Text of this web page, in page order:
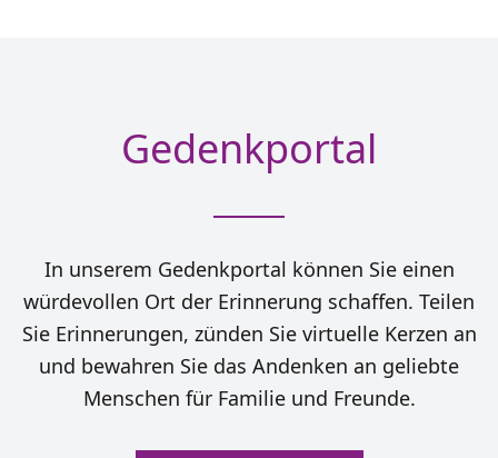
Gedenkportal
In unserem Gedenkportal können Sie einen
würdevollen Ort der Erinnerung schaffen. Teilen
Sie Erinnerungen, zünden Sie virtuelle Kerzen an
und bewahren Sie das Andenken an geliebte
Menschen für Familie und Freunde.